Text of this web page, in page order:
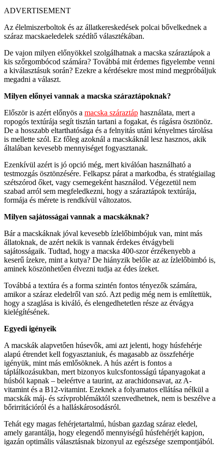
ADVERTISEMENT
Az élelmiszerboltok és az állatkereskedések polcai bővelkednek a
száraz macskaeledelek szédítő választékában.
De vajon milyen előnyökkel szolgálhatnak a macska száraztápok a
kis szőrgombócod számára? Továbbá mit érdemes figyelembe venni
a kiválasztásuk során? Ezekre a kérdésekre most mind megpróbáljuk
megadni a választ.
Milyen előnyei vannak a macska száraztápoknak?
Először is azért előnyös a macska száraztáp használata, mert a
ropogós textúrája segít tisztán tartani a fogakat, és rágásra ösztönöz.
De a hosszabb eltarthatósága és a felnyitás utáni kényelmes tárolása
is mellette szól. Ez főleg azoknál a macskáknál lesz hasznos, akik
általában kevesebb mennyiséget fogyasztanak.
Ezenkívül azért is jó opció még, mert kiválóan használható a
testmozgás ösztönzésére. Felkapsz párat a markodba, és stratégiailag
szétszórod őket, vagy csemegeként használod. Végezetül nem
szabad arról sem megfeledkezni, hogy a száraztápok textúrája,
formája és mérete is rendkívül változatos.
Milyen sajátosságai vannak a macskáknak?
Bár a macskáknak jóval kevesebb ízlelőbimbójuk van, mint más
állatoknak, de azért nekik is vannak érdekes étvágybeli
sajátosságaik. Tudtad, hogy a macska 400-szor érzékenyebb a
keserű ízekre, mint a kutya? De hiányzik belőle az az ízlelőbimbó is,
aminek köszönhetően élvezni tudja az édes ízeket.
Továbbá a textúra és a forma szintén fontos tényezők számára,
amikor a száraz eledelről van szó. Azt pedig még nem is említettük,
hogy a szaglása is kiváló, és elengedhetetlen része az étvágya
kielégítésének.
Egyedi igényeik
A macskák alapvetően húsevők, ami azt jelenti, hogy húsfehérje
alapú étrendet kell fogyasztaniuk, és magasabb az összfehérje
igényük, mint más emlősöknek. A hús azért is fontos a
táplálkozásukban, mert bizonyos kulcsfontosságú tápanyagokat a
húsból kapnak – beleértve a taurint, az arachidonsavat, az A-
vitamint és a B12-vitamint. Ezeknek a folyamatos ellátása nélkül a
macskák máj- és szívproblémáktól szenvedhetnek, nem is beszélve a
bőrirritációról és a halláskárosodásról.
Tehát egy magas fehérjetartalmú, húsban gazdag száraz eledel,
amely garantálja, hogy elegendő mennyiségű húsfehérjét kapjon,
igazán optimális választásnak bizonyul az egészsége szempontjából.